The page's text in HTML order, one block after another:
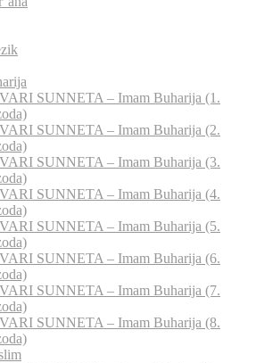
SUNNETA – Imam Buharija (1.
SUNNETA – Imam Buharija (2.
SUNNETA – Imam Buharija (3.
SUNNETA – Imam Buharija (4.
SUNNETA – Imam Buharija (5.
SUNNETA – Imam Buharija (6.
SUNNETA – Imam Buharija (7.
SUNNETA – Imam Buharija (8.